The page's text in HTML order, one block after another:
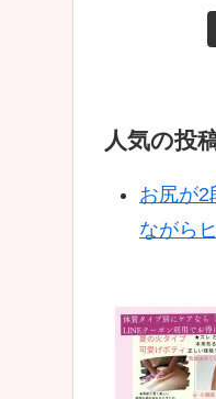
人気の投
お尻が
ながら